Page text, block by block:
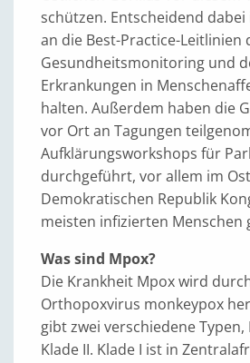
schützen. Entscheidend dabei
an die Best-Practice-Leitlinien
Gesundheitsmonitoring und
Erkrankungen in
halten. Außerdem haben die
vor Ort an Tagungen
Aufklärungsworkshops für
durchgeführt, vor allem im
Demokratischen Republik
meisten infizierten Menschen
Was sind Mpox?
Die Krankheit Mpox wird
Orthopoxvirus monkeypox
gibt zwei verschiedene Typen,
Klade II. Klade I ist in